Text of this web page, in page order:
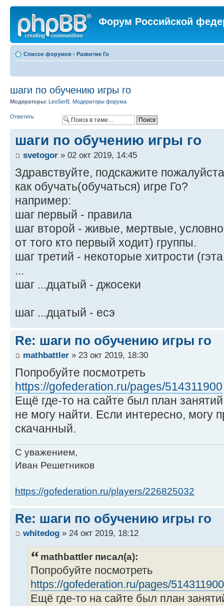
Форум Российской
Список форумов ‹ Развитие Го
шаги по обучению игры го
Модераторы: LeoSerB Модераторы форума
Ответить
шаги по обучению игры го
svetogor » 02 окт 2019, 14:45
Здравствуйте, подскажите
как обучать(обучаться) игре Го?
например:
шаг первый - правила
шаг второй - живые, мертвые,
от того кто первый ходит) группы.
шаг третий - некоторые хитрости
...
шаг ...дцатый - джосеки
шаг ...дцатый - есэ
Re: шаги по обучению игры го
mathbattler » 23 окт 2019, 18:30
Попробуйте посмотреть
https://gofederation.ru/pages/514311900
Ещё где-то на сайте был план
не могу найти. Если интересно, могу
скачанный.
С уважением,
Иван Решетников
https://gofederation.ru/players/226825032
Re: шаги по обучению игры го
whitedog » 24 окт 2019, 18:12
mathbattler писал(а):
Попробуйте посмотреть
https://gofederation.ru/pages/514311900
Ещё где-то на сайте был план